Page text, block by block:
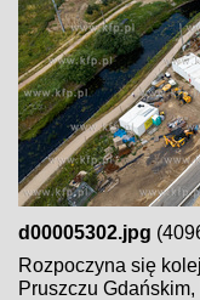
d00005302.jpg
Rozpoczyna się
Pruszczu